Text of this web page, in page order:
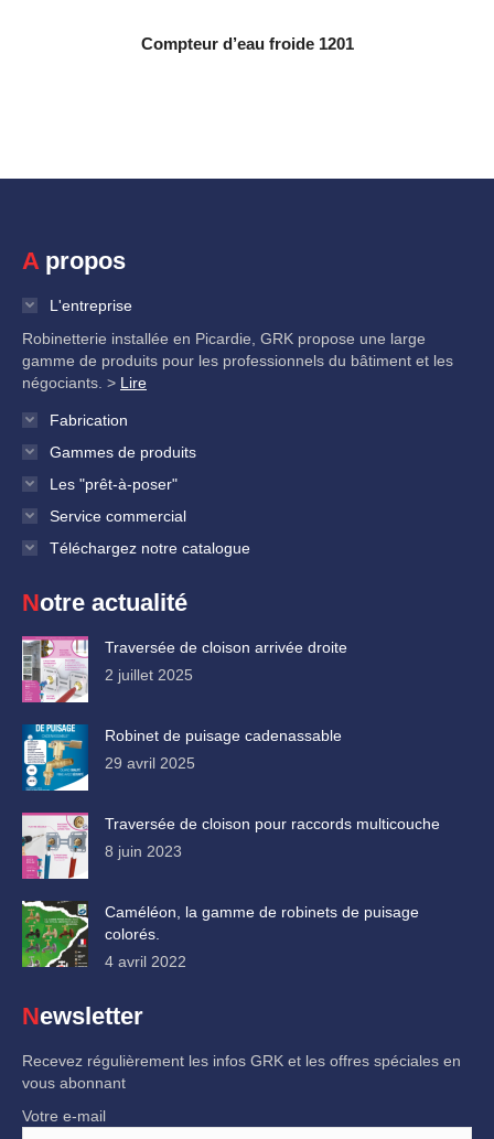
Compteur d’eau froide 1201
A propos
L'entreprise
Robinetterie installée en Picardie, GRK propose une large
gamme de produits pour les professionnels du bâtiment et les
négociants. > Lire
Fabrication
Gammes de produits
Les "prêt-à-poser"
Service commercial
Téléchargez notre catalogue
Notre actualité
Traversée de cloison arrivée droite
2 juillet 2025
Robinet de puisage cadenassable
29 avril 2025
Traversée de cloison pour raccords multicouche
8 juin 2023
Caméléon, la gamme de robinets de puisage
colorés.
4 avril 2022
Newsletter
Recevez régulièrement les infos GRK et les offres spéciales en
vous abonnant
Votre e-mail